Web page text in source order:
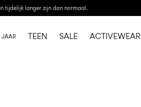
tijdelijk langer zijn dan normaal.
JAAR TEEN SALE ACTIVEWEAR